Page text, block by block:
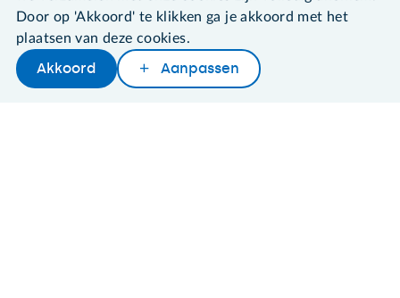
Later lezen Delen Woordenboek
Cookies en cookie-instellingen
Disclaimer
Privacybeleid
About SeniorWeb
Door op 'Akkoord' te klikken ga je akkoord met het
plaatsen van deze cookies.
Akkoord Aanpassen